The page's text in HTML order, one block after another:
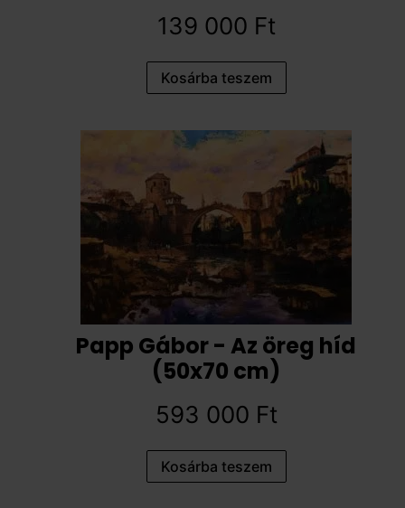
139 000 Ft
Kosárba teszem
Papp Gábor - Az öreg híd
(50x70 cm)
593 000 Ft
Kosárba teszem